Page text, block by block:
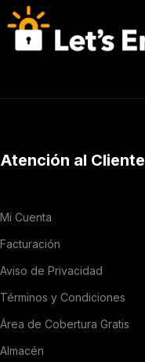
Atención al Cliente
Mi Cuenta
Facturación
Aviso de Privacidad
Términos y Condiciones
Área de Cobertura Gratis
Almacén